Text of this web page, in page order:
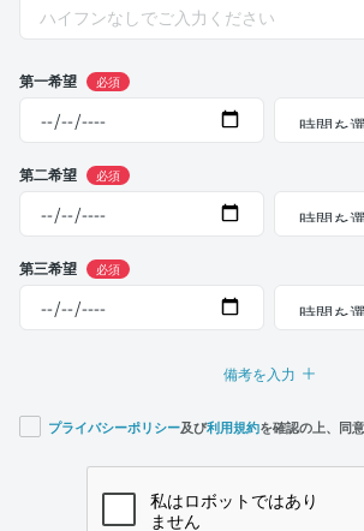
第一希望 必須
第二希望 必須
第三希望 必須
備考を入力
プライバシーポリシー及び利用規約を確認の上、同意